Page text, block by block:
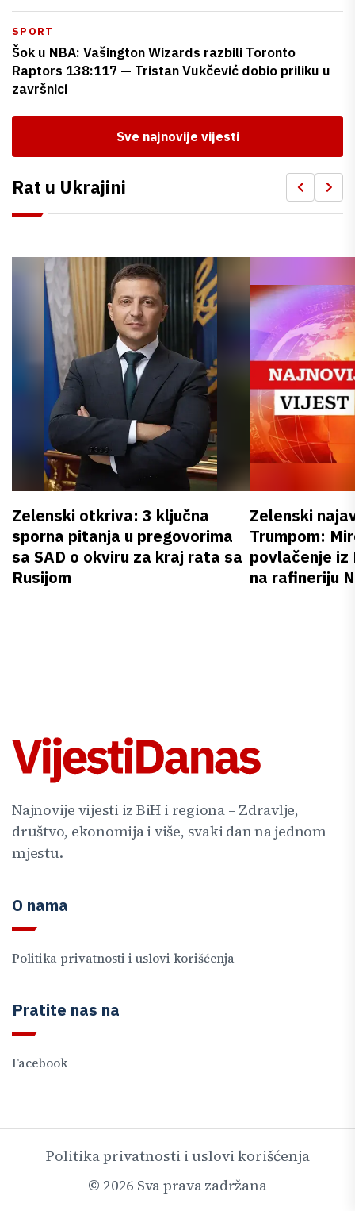
SPORT
Šok u NBA: Vašington Wizards razbili Toronto
Raptors 138:117 — Tristan Vukčević dobio priliku u
završnici
Sve najnovije vijesti
Rat u Ukrajini
Zelenski otkriva: 3 ključna
sporna pitanja u pregovorima
sa SAD o okviru za kraj rata sa
Rusijom
Zelenski
Trumpom:
povlačenje iz
na rafineriju
Najnovije vijesti iz BiH i regiona – Zdravlje,
društvo, ekonomija i više, svaki dan na jednom
mjestu.
O nama
Politika privatnosti i uslovi korišćenja
Pratite nas na
Facebook
Politika privatnosti i uslovi korišćenja
© 2026 Sva prava zadržana